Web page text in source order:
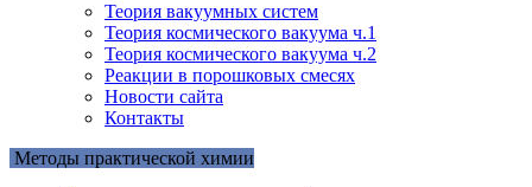
Теория вакуумных систем
Теория космического вакуума ч.1
Теория космического вакуума ч.2
Реакции в порошковых смесях
Новости сайта
Контакты
Методы практической химии